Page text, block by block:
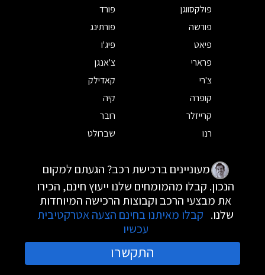
פולקסווגן
פורד
פורשה
פורתינג
פיאט
פיג'ו
פרארי
צ'אנגן
צ'רי
קאדילק
קופרה
קיה
קרייזלר
רובר
רנו
שברולט
מעוניינים ברכישת רכב? הגעתם למקום
הנכון. קבלו מהמומחים שלנו ייעוץ חינם, הכירו
את מבצעי הרכב וקבוצות הרכישה המיוחדות
שלנו. קבלו מאיתנו בחינם הצעה אטרקטיבית
עכשיו
התקשרו